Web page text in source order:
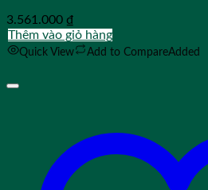
3.561.000 ₫
Thêm vào giỏ hàng
Quick View Add to CompareAdded